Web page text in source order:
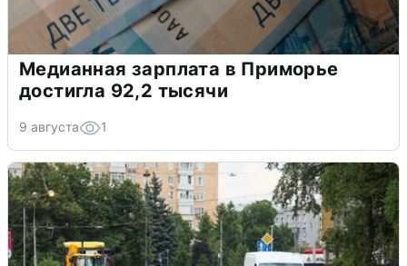
Медианная зарплата в Приморье
достигла 92,2 тысячи
9 августа 1